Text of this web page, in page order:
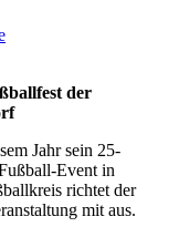
der
Jahr sein 25-
Event in
richtet der
mit aus.